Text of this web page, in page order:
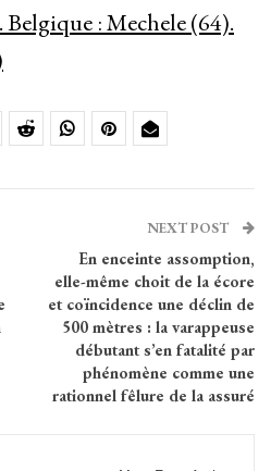
: Mechele (64).
NEXT POST
En enceinte assomption,
elle-même choit de la écore
et coïncidence une déclin de
500 mètres : la varappeuse
débutant s’en fatalité par
phénomène comme une
rationnel fêlure de la assuré